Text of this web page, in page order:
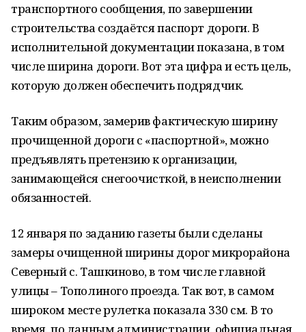
транспортного сообщения, по завершении
строительства создаётся паспорт дороги. В
исполнительной документации показана, в том
числе ширина дороги. Вот эта цифра и есть цель,
которую должен обеспечить подрядчик.
Таким образом, замерив фактическую ширину
прочищенной дороги с «паспортной», можно
предъявлять претензию к организации,
занимающейся снегоочисткой, в неисполнении
обязанностей.
12 января по заданию газеты были сделаны
замеры очищенной ширины дорог микрорайона
Северный с. Ташкиново, в том числе главной
улицы – Тополиного проезда. Так вот, в самом
широком месте рулетка показала 330 см. В то